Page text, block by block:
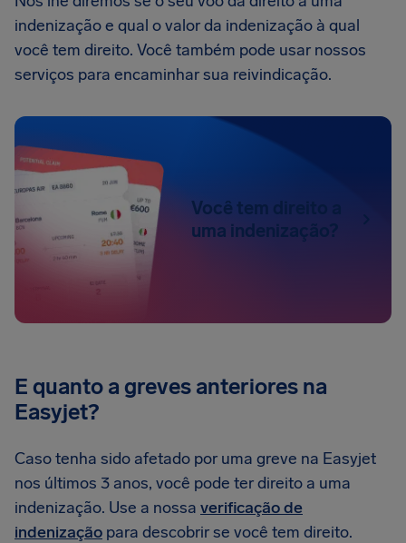
indenização e qual o valor da indenização à qual
você tem direito. Você também pode usar nossos
serviços para encaminhar sua reivindicação.
Você tem direito a
uma indenização?
E quanto a greves anteriores na
Easyjet?
Caso tenha sido afetado por uma greve na Easyjet
nos últimos 3 anos, você pode ter direito a uma
indenização. Use a nossa verificação de
indenização para descobrir se você tem direito.